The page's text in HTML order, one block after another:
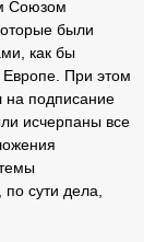
Союзом
были
как бы
При этом
на подписание
исчерпаны все
сути дела,